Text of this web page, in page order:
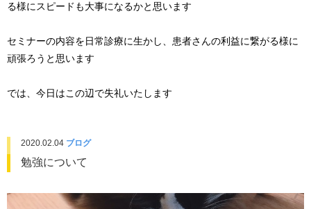
る様にスピードも大事になるかと思います
セミナーの内容を日常診療に生かし、患者さんの利益に繋がる様に
頑張ろうと思います
では、今日はこの辺で失礼いたします
2020.02.04 ブログ
勉強について